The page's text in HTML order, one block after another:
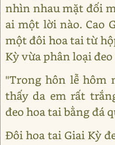
nhìn nhau mặt đối
ai một lời nào. Cao
một đôi hoa tai từ
Kỳ vừa phân loại
"Trong hôn lễ hôm
thấy da em rất
đeo hoa tai bằng đá
Đôi hoa tai Giai Kỳ